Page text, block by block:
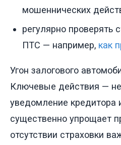
мошеннических
регулярно проверять
ПТС — например, как
Угон залогового
Ключевые действия —
уведомление
существенно упрощает
отсутствии страховки